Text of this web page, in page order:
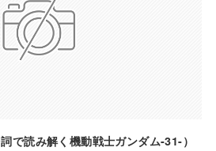
で読み解く機動戦士ガンダム-31-）